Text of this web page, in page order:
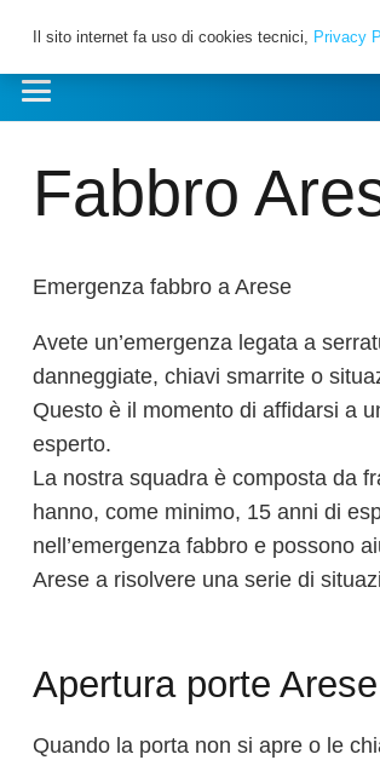
Fabbro
Emergenza fabbro a Arese
Avete un’emergenza legata a
danneggiate, chiavi smarrite o
Questo è il momento di affidarsi a
esperto.
La nostra squadra è composta da
hanno, come minimo, 15 anni di
nell’emergenza fabbro e possono
Arese a risolvere una serie di
Apertura porte Arese
Quando la porta non si apre o le
Il sito internet fa uso di cookies tecnici, Privacy